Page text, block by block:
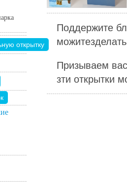
Поддержите
Призываем
зти открытки